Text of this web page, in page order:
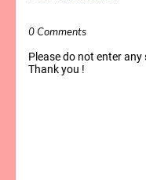
0 Comments
Please do not enter
Thank you !